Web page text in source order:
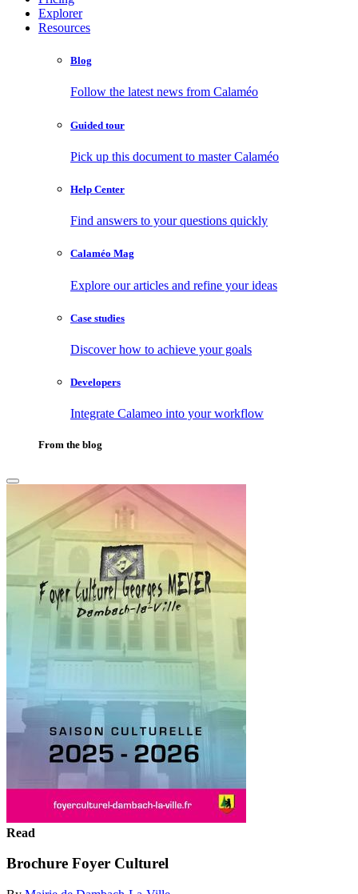
Explorer
Resources
Blog
Follow the latest news from Calaméo
Guided tour
Pick up this document to master Calaméo
Help Center
Find answers to your questions quickly
Calaméo Mag
Explore our articles and refine your ideas
Case studies
Discover how to achieve your goals
Developers
Integrate Calameo into your workflow
From the blog
Read
Brochure Foyer Culturel